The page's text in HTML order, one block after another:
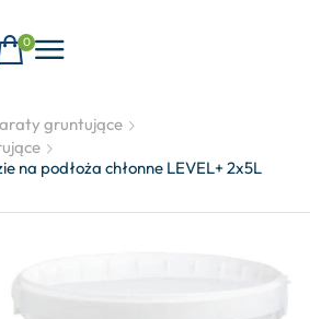
0
gruntujące
na podłoża chłonne LEVEL+ 2x5L